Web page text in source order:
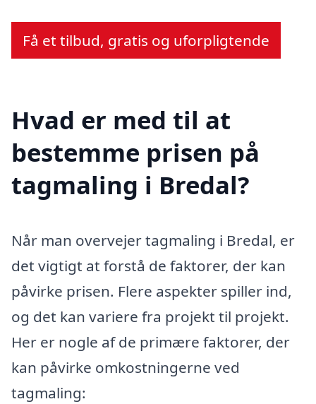
Få et tilbud, gratis og uforpligtende
Hvad er med til at
bestemme prisen på
tagmaling i Bredal?
Når man overvejer tagmaling i Bredal, er
det vigtigt at forstå de faktorer, der kan
påvirke prisen. Flere aspekter spiller ind,
og det kan variere fra projekt til projekt.
Her er nogle af de primære faktorer, der
kan påvirke omkostningerne ved
tagmaling: